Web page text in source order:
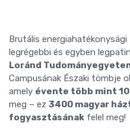
Brutális
legrégebbi és egyben
Loránd
Campusának Északi tömbje
amely évente több mint 10
meg – ez 3400 magyar
fogyasztásának felel meg!